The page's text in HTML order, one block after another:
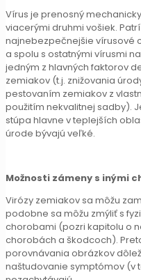
Vírus je prenosný
viacerými druhmi vošiek.
najnebezpečnejšie vírusové
a spolu s ostatnými vírusmi
jedným z hlavných faktorov
zemiakov (t.j. znižovania
pestovaním zemiakov z
použitím nekvalitnej sadby).
stúpa hlavne v teplejších
úrode bývajú veľké.
Možnosti zámeny s inými
Virózy zemiakov sa môžu
podobne sa môžu zmýliť s
chorobami (pozri kapitolu o
chorobách a škodcoch).
porovnávania obrázkov
naštudovanie symptómov (v